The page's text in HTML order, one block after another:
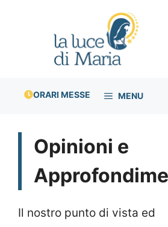
ORARI MESSE MENU
Opinioni e
Il nostro punto di vista ed